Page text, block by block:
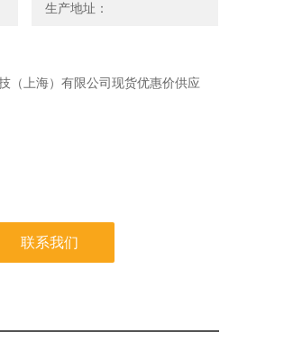
生产地址：
（上海）有限公司现货优惠价供应
联系我们